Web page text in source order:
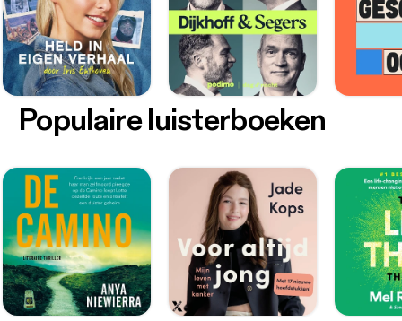
Populaire luisterboeken